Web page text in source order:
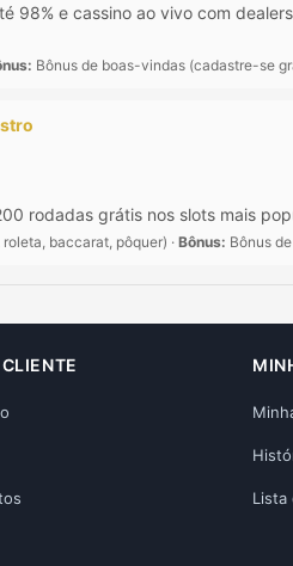
e cassino ao vivo com
Bônus de boas-vindas (cadastre-se
rodadas grátis nos slots mais
baccarat, pôquer) · Bônus: Bônus
Lista